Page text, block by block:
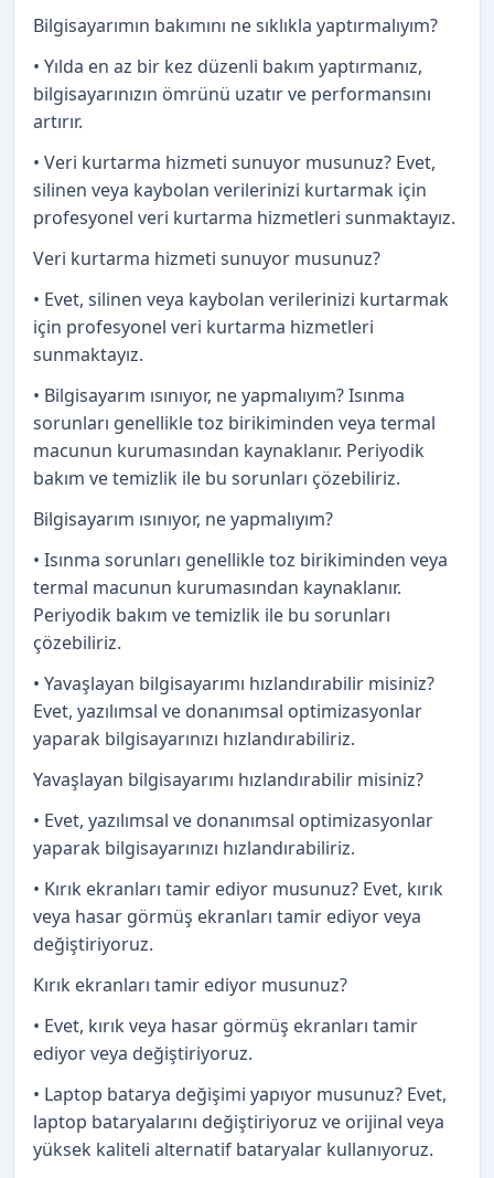
Bilgisayarımın bakımını ne sıklıkla yaptırmalıyım?
• Yılda en az bir kez düzenli bakım yaptırmanız,
bilgisayarınızın ömrünü uzatır ve performansını
artırır.
• Veri kurtarma hizmeti sunuyor musunuz? Evet,
silinen veya kaybolan verilerinizi kurtarmak için
profesyonel veri kurtarma hizmetleri sunmaktayız.
Veri kurtarma hizmeti sunuyor musunuz?
• Evet, silinen veya kaybolan verilerinizi kurtarmak
için profesyonel veri kurtarma hizmetleri
sunmaktayız.
• Bilgisayarım ısınıyor, ne yapmalıyım? Isınma
sorunları genellikle toz birikiminden veya termal
macunun kurumasından kaynaklanır. Periyodik
bakım ve temizlik ile bu sorunları çözebiliriz.
Bilgisayarım ısınıyor, ne yapmalıyım?
• Isınma sorunları genellikle toz birikiminden veya
termal macunun kurumasından kaynaklanır.
Periyodik bakım ve temizlik ile bu sorunları
çözebiliriz.
• Yavaşlayan bilgisayarımı hızlandırabilir misiniz?
Evet, yazılımsal ve donanımsal optimizasyonlar
yaparak bilgisayarınızı hızlandırabiliriz.
Yavaşlayan bilgisayarımı hızlandırabilir misiniz?
• Evet, yazılımsal ve donanımsal optimizasyonlar
yaparak bilgisayarınızı hızlandırabiliriz.
• Kırık ekranları tamir ediyor musunuz? Evet, kırık
veya hasar görmüş ekranları tamir ediyor veya
değiştiriyoruz.
Kırık ekranları tamir ediyor musunuz?
• Evet, kırık veya hasar görmüş ekranları tamir
ediyor veya değiştiriyoruz.
• Laptop batarya değişimi yapıyor musunuz? Evet,
laptop bataryalarını değiştiriyoruz ve orijinal veya
yüksek kaliteli alternatif bataryalar kullanıyoruz.